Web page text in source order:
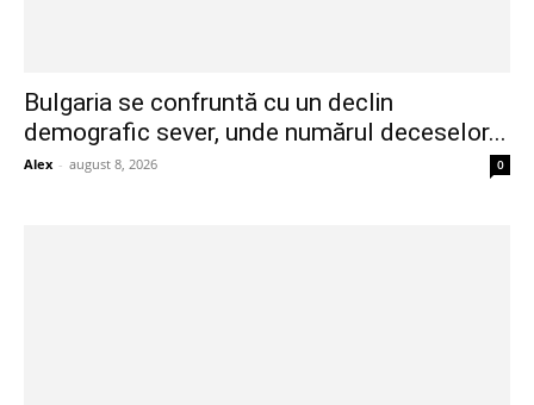
Bulgaria se confruntă cu un declin
demografic sever, unde numărul deceselor...
Alex - august 8, 2026 0